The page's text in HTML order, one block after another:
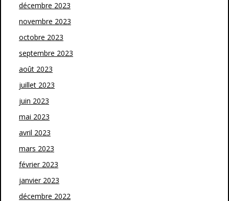
décembre 2023
novembre 2023
octobre 2023
septembre 2023
août 2023
juillet 2023
juin 2023
mai 2023
avril 2023
mars 2023
février 2023
janvier 2023
décembre 2022